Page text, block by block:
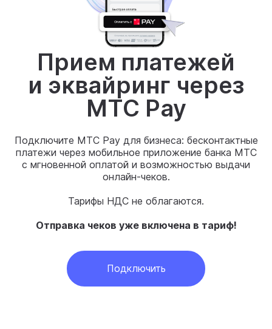
Прием платежей
и эквайринг через
MTC Pay
Подключите MTC Pay для бизнеса: бесконтактные
платежи через мобильное приложение банка МТС
с мгновенной оплатой и возможностью выдачи
онлайн-чеков.
Тарифы НДС не облагаются.
Отправка чеков уже включена в тариф!
Подключить